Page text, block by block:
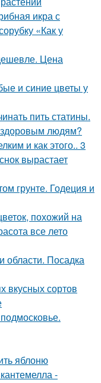
икра с
«Как у
Цена
и синие цветы у
пить статины.
людям?
и как этого.. 3
вырастает
грунте. Годеция и
похожий на
все лето
области. Посадка
вкусных сортов
яблоню
-